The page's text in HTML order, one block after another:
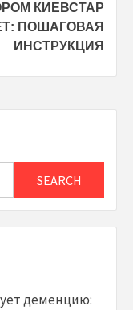
КИЕВСТАР
ПОШАГОВАЯ
ИНСТРУКЦИЯ
SEARCH
деменцию: